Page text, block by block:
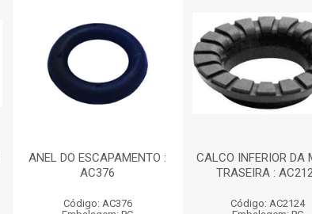
ANEL DO ESCAPAMENTO :
AC376
Código: AC376
CALCO INFERIOR DA
TRASEIRA :
Código: AC2124